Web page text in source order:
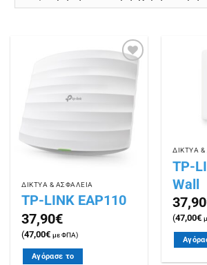
στην
ΔΙΚΤΥΑ & ΑΣΦΑΛΕΙΑ
TP-LINK EAP110
37,90€
(47,00€ με ΦΠΑ)
Αγόρασε το
ΔΙΚΤΥΑ
TP-
Wall
37,90
(47,00€